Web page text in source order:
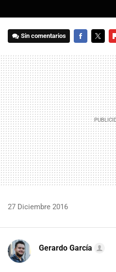
Sin comentarios
27 Diciembre 2016
Gerardo García